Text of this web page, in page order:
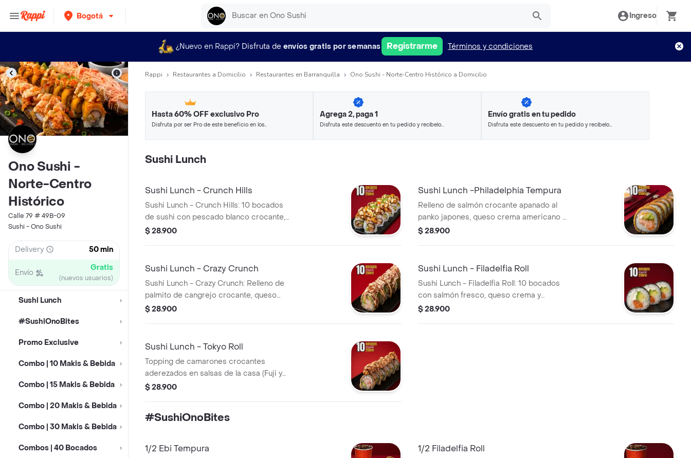
Bogotá Ingreso
¿Nuevo en Rappi? Disfruta de envíos gratis por semanas Registrarme Términos y condiciones
Ono Sushi -
Norte-Centro
Histórico
Calle 79 # 49B-09
Sushi - Ono Sushi
Delivery 50 min
Envío Gratis
(nuevos usuarios)
Sushi Lunch
#SushiOnoBites
Promo Exclusive
Combo | 10 Makis & Bebida
Combo | 15 Makis & Bebida
Combo | 20 Makis & Bebida
Combo | 30 Makis & Bebida
Combos | 40 Bocados
Rappi Restaurantes a Domicilio Restaurantes en Barranquilla Ono Sushi - Norte-Centro Histórico a Domicilio
Hasta 60% OFF exclusivo Pro
Disfruta por ser Pro de este beneficio en los
Agrega 2, paga 1
Disfruta este descuento en tu pedido y recíbelo
Envío gratis en tu pedido
Disfruta este descuento en tu pedido y recíbelo
Sushi Lunch
Sushi Lunch - Crunch Hills
Sushi Lunch - Crunch Hills: 10 bocados
de sushi con pescado blanco crocante,
salsas fuji y dragon, relleno de palmitos
$ 28.900
Sushi Lunch -Philadelphia Tempura
Relleno de salmón crocante apanado al
panko japones, queso crema americano y
aguacate.
$ 28.900
Sushi Lunch - Crazy Crunch
Sushi Lunch - Crazy Crunch: Relleno de
palmito de cangrejo crocante, queso
crema y aguacate, cubierto con ensalada
$ 28.900
Sushi Lunch - Filadelfia Roll
Sushi Lunch - Filadelfia Roll: 10 bocados
con salmón fresco, queso crema y
aguacate. Incluye bebida de 250ml.
$ 28.900
Sushi Lunch - Tokyo Roll
Topping de camarones crocantes
aderezados en salsas de la casa (Fuji y
Dragón), relleno de palmitos crocantes,
$ 28.900
#SushiOnoBites
1/2 Ebi Tempura 1/2 Filadelfia Roll